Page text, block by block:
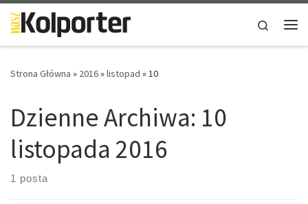
Skip to content
Search
Strona Główna » 2016»listopad »10
Dzienne Archiwa: 10
listopada 2016
1 posta